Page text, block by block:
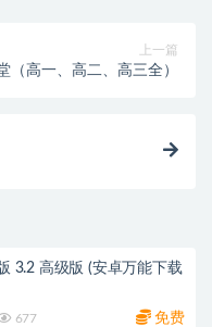
上一篇
（高一、高二、高三全）
3.2 高级版 (安卓万能下载
677 免费